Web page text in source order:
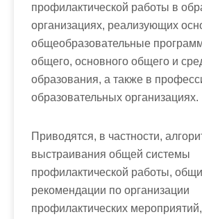
профилактической работы в
организациях, реализующих
общеобразовательные
общего, основного общего и
образования, а также в
образовательных организациях.
Приводятся, в частности,
выстраивания общей системы
профилактической работы,
рекомендации по организации
профилактических